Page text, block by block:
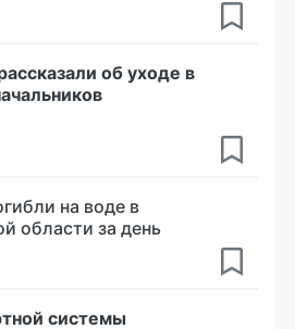
об уходе в
на воде в
области за день
системы